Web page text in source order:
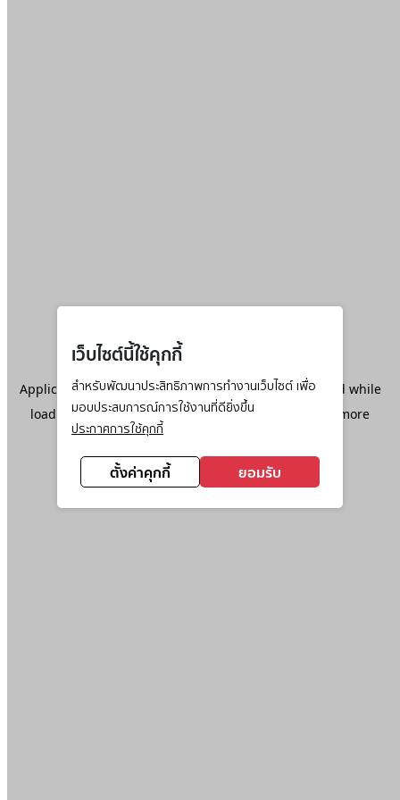
เว็บไซต์นี้ใช้คุกกี้
สำหรับพัฒนาประสิทธิภาพการทำงานเว็บไซต์ เพื่อ
มอบประสบการณ์การใช้งานที่ดียิ่งขึ้น
ประกาศการใช้คุกกี้
ตั้งค่าคุกกี้ ยอมรับ
Application error: aclient-side exception has occurred while
loadingwww.ktc.co.th(see the browser console
for more
information).